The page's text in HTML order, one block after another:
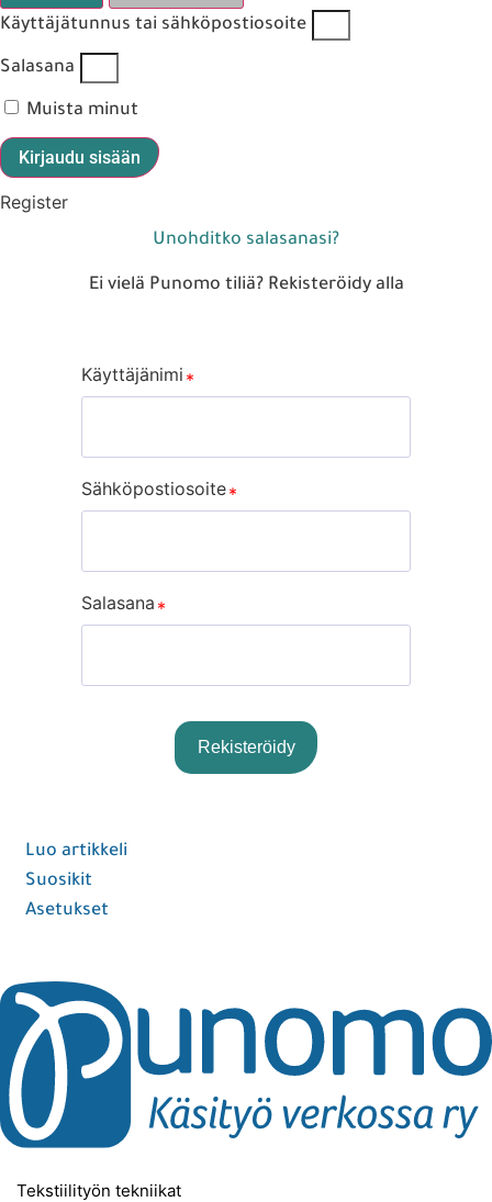
Käyttäjätunnus tai sähköpostiosoite
Salasana
Muista minut
Kirjaudu sisään
Register
Unohditko salasanasi?
Ei vielä Punomo tiliä? Rekisteröidy alla
Käyttäjänimi
Sähköpostiosoite
Salasana
Rekisteröidy
Luo artikkeli
Suosikit
Asetukset
Tekstiilityön tekniikat